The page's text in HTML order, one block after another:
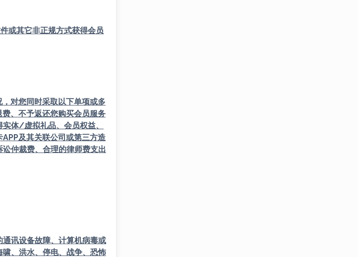
或其它非正规方式获得会员
对您同时采取以下单项或多
、不予返还您购买会员服务
体/虚拟礼品、会员权益、
APP及其关联公司或第三方造
仲裁费、合理的律师费支出
讯设备故障、计算机病毒或
、洪水、停电、战争、恐怖